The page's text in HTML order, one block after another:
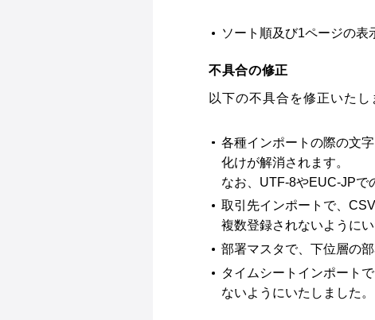
ソート順及び1ページの表
不具合の修正
以下の不具合を修正いたし
各種インポートの際の文
化けが解消されます。
なお、UTF-8やEUC-JPで
取引先インポートで、
複数登録されないようにい
部署マスタで、下位層の
タイムシートインポート
ないようにいたしました。